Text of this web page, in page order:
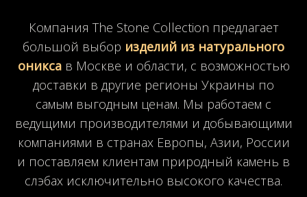
Компания The Stone Collection предлагает
большой выбор изделий из натурального
ониксав Москве и области, с возможностью
доставки в другие регионы Украины по
самым выгодным ценам. Мы работаем с
ведущими производителями и добывающими
компаниями в странах Европы, Азии, России
и поставляем клиентам природный камень в
слэбах исключительно высокого качества.